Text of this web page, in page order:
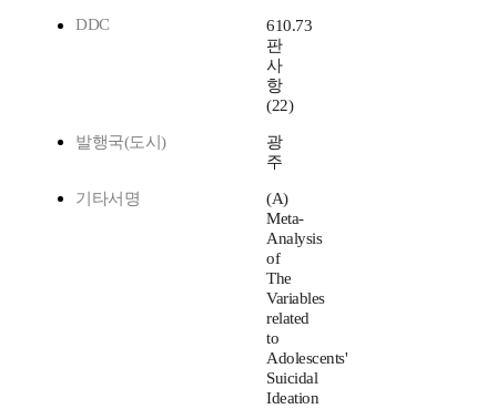
DDC
610.73
판
사
항
(22)
발행국(도시)
광
주
기타서명
(A)
Meta-
Analysis
of
The
Variables
related
to
Adolescents'
Suicidal
Ideation